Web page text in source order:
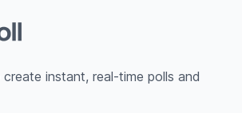
instant, real-time polls and